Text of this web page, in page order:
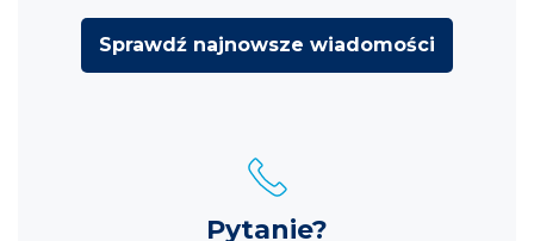
Sprawdź najnowsze wiadomości
Pytanie?